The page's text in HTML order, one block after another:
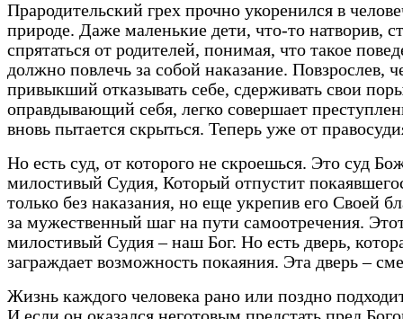
Прародительский грех прочно укоренился в
природе. Даже маленькие дети, что-то натворив,
спрятаться от родителей, понимая, что такое
должно повлечь за собой наказание. Повзрослев,
привыкший отказывать себе, сдерживать свои
оправдывающий себя, легко совершает
вновь пытается скрыться. Теперь уже от
Но есть суд, от которого не скроешься. Это суд
милостивый Судия, Который отпустит
только без наказания, но еще укрепив его Своей
за мужественный шаг на пути самоотречения.
милостивый Судия – наш Бог. Но есть дверь,
заграждает возможность покаяния. Эта дверь –
Жизнь каждого человека рано или поздно